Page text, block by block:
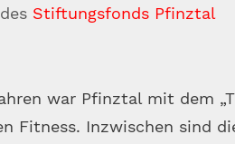
Stiftungsfonds Pfinztal
war Pfinztal mit dem
Fitness. Inzwischen sind